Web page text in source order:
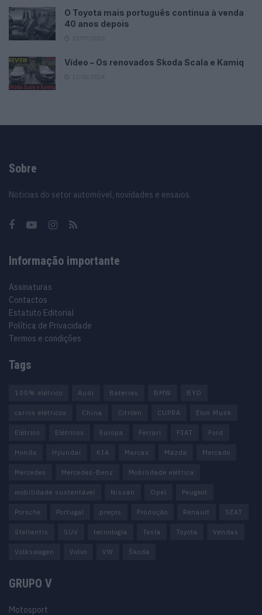
O Toyota mais português continua à venda
40 anos depois
Vídeo – Os renovados Skoda Scala e Kamiq
Sobre
Noticias do setor automóvel, novidades e ensaios.
Informação importante
Assinaturas
Contactos
Estatuto Editorial
Política de Privacidade
Termos e condições
Tags
100% elétrico Audi Baterias BMW BYD
carros elétricos China Citröen CUPRA Elon Musk
Elétrico Elétricos Europa Ferrari FIAT Ford
Honda Hyundai KIA Marcas Mazda Mercado
Mercedes Mercedes-Benz Mobilidade elétrica
mobilidade sustentável Nissan Opel Peugeot
Porsche Portugal preços Produção Renault SEAT
Stellantis SUV tecnologia Tesla Toyota Vendas
Volkswagen Volvo VW Škoda
GRUPO V
Motosport